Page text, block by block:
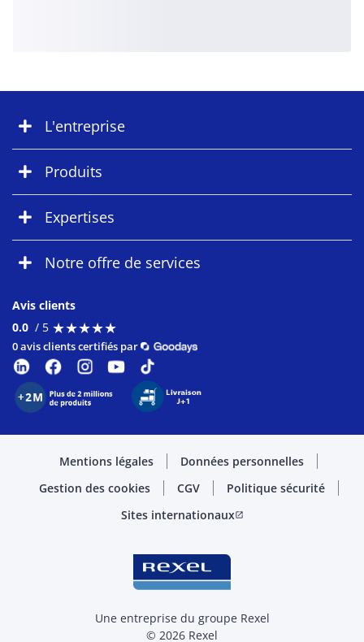
L'entreprise
Produits
Expertises
Notre offre de services
Avis clients
0.0 / 5 ★★★★★
★★★★★
0 avis clients certifiés par
Mentions légales
Données personnelles
Gestion des cookies
CGV
Politique sécurité
Sites internationauxopen_in_new
Une entreprise du groupe Rexel
© 2026 Rexel